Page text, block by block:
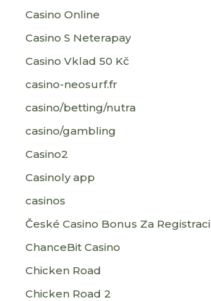
Casino Online
Casino S Neterapay
Casino Vklad 50 Kč
casino-neosurf.fr
casino/betting/nutra
casino/gambling
Casino2
Casinoly app
casinos
České Casino Bonus Za Registraci
ChanceBit Casino
Chicken Road
Chicken Road 2